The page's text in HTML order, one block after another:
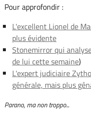
Pour approfondir :
L'excellent Lionel de
plus évidente
Stonemirror qui
de lui cette semaine)
L'expert judiciaire
générale, mais plus
Parano, ma non troppo...